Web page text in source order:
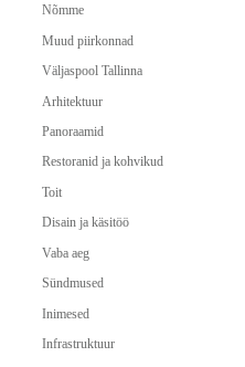
Nõmme
Muud piirkonnad
Väljaspool Tallinna
Arhitektuur
Panoraamid
Restoranid ja kohvikud
Toit
Disain ja käsitöö
Vaba aeg
Sündmused
Inimesed
Infrastruktuur